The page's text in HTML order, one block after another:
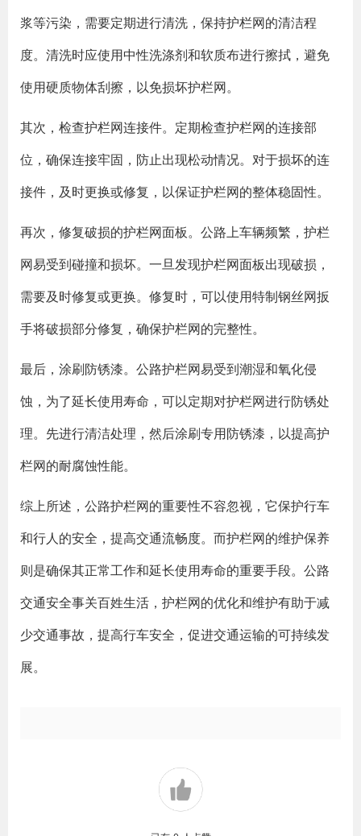
浆等污染，需要定期进行清洗，保持护栏网的清洁程
度。清洗时应使用中性洗涤剂和软质布进行擦拭，避免
使用硬质物体刮擦，以免损坏护栏网。
其次，检查护栏网连接件。定期检查护栏网的连接部
位，确保连接牢固，防止出现松动情况。对于损坏的连
接件，及时更换或修复，以保证护栏网的整体稳固性。
再次，修复破损的护栏网面板。公路上车辆频繁，护栏
网易受到碰撞和损坏。一旦发现护栏网面板出现破损，
需要及时修复或更换。修复时，可以使用特制钢丝网扳
手将破损部分修复，确保护栏网的完整性。
最后，涂刷防锈漆。公路护栏网易受到潮湿和氧化侵
蚀，为了延长使用寿命，可以定期对护栏网进行防锈处
理。先进行清洁处理，然后涂刷专用防锈漆，以提高护
栏网的耐腐蚀性能。
综上所述，公路护栏网的重要性不容忽视，它保护行车
和行人的安全，提高交通流畅度。而护栏网的维护保养
则是确保其正常工作和延长使用寿命的重要手段。公路
交通安全事关百姓生活，护栏网的优化和维护有助于减
少交通事故，提高行车安全，促进交通运输的可持续发
展。